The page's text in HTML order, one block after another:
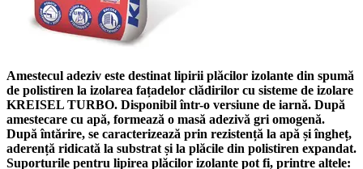
Amestecul adeziv este destinat lipirii plăcilor izolante din spumă
de polistiren la izolarea fațadelor clădirilor cu sisteme de izolare
KREISEL TURBO. Disponibil într-o versiune de iarnă. După
amestecare cu apă, formează o masă adezivă gri omogenă.
După întărire, se caracterizează prin rezistență la apă și îngheț,
aderență ridicată la substrat și la plăcile din polistiren expandat.
Suporturile pentru lipirea plăcilor izolante pot fi, printre altele: